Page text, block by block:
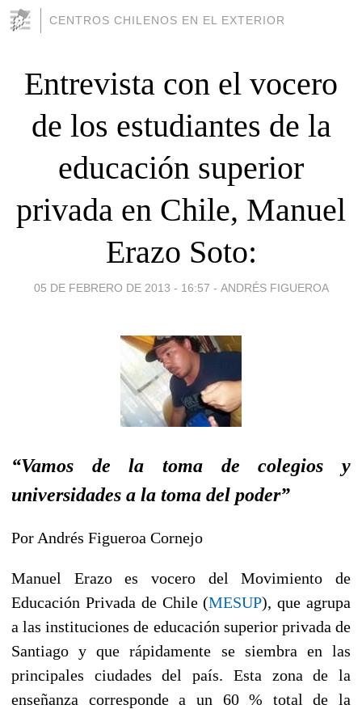
CENTROS CHILENOS EN EL EXTERIOR
Entrevista con el vocero
de los estudiantes de la
educación superior
privada en Chile, Manuel
Erazo Soto:
05 DE FEBRERO DE 2013 - 16:57 - ANDRÉS FIGUEROA
“Vamos de la toma de colegios y
universidades a la toma del poder”
Por Andrés Figueroa Cornejo
Manuel Erazo es vocero del Movimiento de
Educación Privada de Chile (MESUP), que agrupa
a las instituciones de educación superior privada de
Santiago y que rápidamente se siembra en las
principales ciudades del país. Esta zona de la
enseñanza corresponde a un 60 % total de la